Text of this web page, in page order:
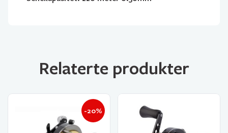
Relaterte produkter
-20%